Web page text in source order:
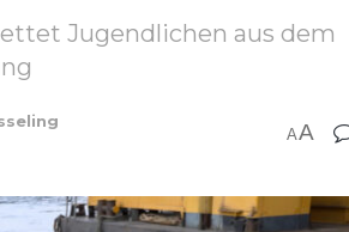
Jugendlichen aus dem
AA